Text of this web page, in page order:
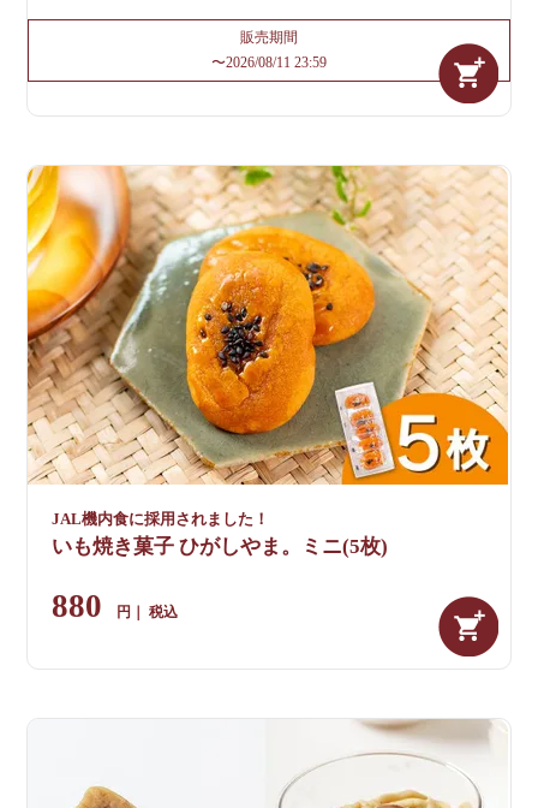
販売期間
〜2026/08/11 23:59
JAL機内食に採用されました！
いも焼き菓子 ひがしやま。ミニ(5枚)
880 税込